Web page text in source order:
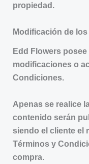
propiedad.
Modificación de
Edd Flowers
modificaciones o
Condiciones.
Apenas se realice
contenido serán
siendo el cliente el
Términos y
compra.